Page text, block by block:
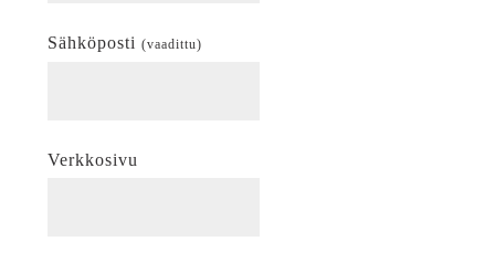
Sähköposti (vaadittu)
Verkkosivu